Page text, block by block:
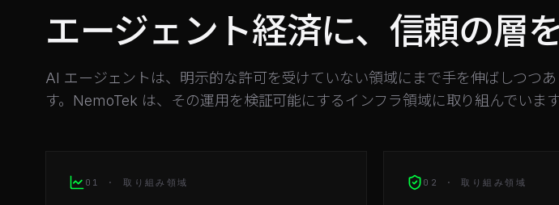
エージェント経済に、信頼の層を
AI エージェントは、明示的な許可を受けていない領域にまで手を伸ばしつつあ
す。NemoTek は、その運用を検証可能にするインフラ領域に取り組んでいます
01 · 取り組み領域 02 · 取り組み領域